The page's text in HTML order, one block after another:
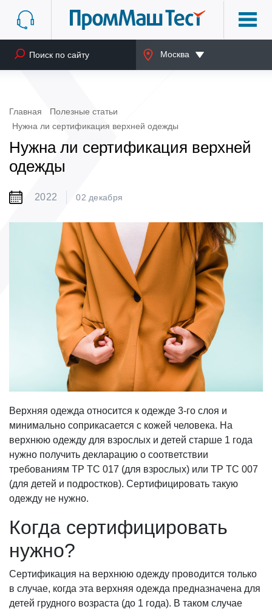
Москва
Главная
Полезные статьи
Нужна ли сертификация верхней одежды
Нужна ли сертификация верхней
одежды
2022 02 декабря
Верхняя одежда относится к одежде 3-го слоя и
минимально соприкасается с кожей человека. На
верхнюю одежду для взрослых и детей старше 1 года
нужно получить декларацию о соответствии
требованиям ТР ТС 017 (для взрослых) или ТР ТС 007
(для детей и подростков). Сертифицировать такую
одежду не нужно.
Когда сертифицировать
нужно?
Сертификация на верхнюю одежду проводится только
в случае, когда эта верхняя одежда предназначена для
детей грудного возраста (до 1 года). В таком случае